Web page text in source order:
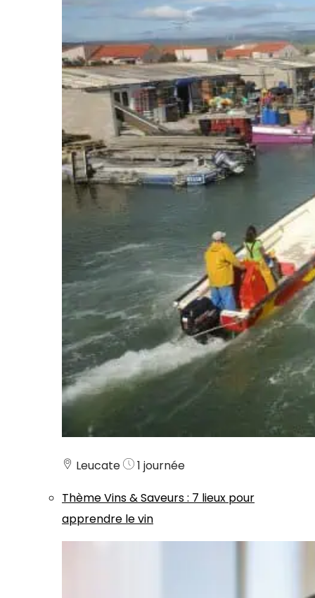
Leucate
1 journée
ThèmeVins & Saveurs: 7 lieux pour
apprendre le vin